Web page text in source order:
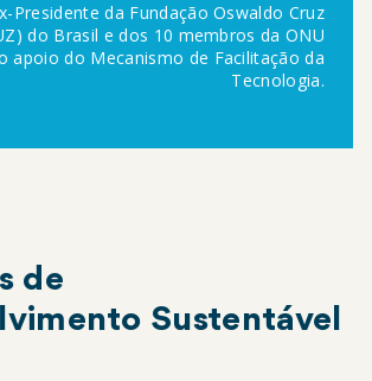
Presidente da Fundação Oswaldo Cruz
do Brasil e dos 10 membros da ONU
apoio do Mecanismo de Facilitação da
Tecnologia.
de
Sustentável